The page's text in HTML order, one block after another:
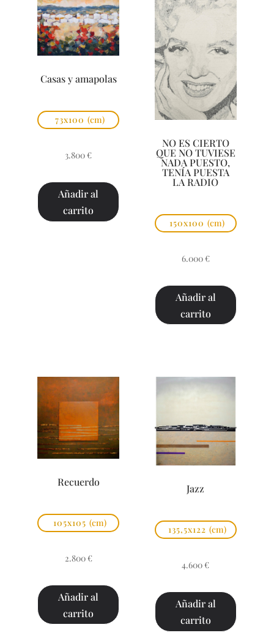
Casas y amapolas
73x100 (cm)
3.800 €
Añadir al
carrito
NO ES CIERTO
QUE NO TUVIESE
NADA PUESTO,
TENÍA PUESTA
LA RADIO
150x100 (cm)
6.000 €
Añadir al
carrito
Recuerdo
105x105 (cm)
2.800 €
Añadir al
carrito
Jazz
135,5x122 (cm)
4.600 €
Añadir al
carrito